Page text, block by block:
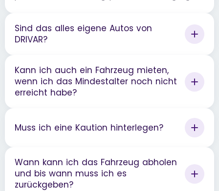
Sind das alles eigene Autos von
DRIVAR?
Kann ich auch ein Fahrzeug mieten,
wenn ich das Mindestalter noch nicht
erreicht habe?
Muss ich eine Kaution hinterlegen?
Wann kann ich das Fahrzeug abholen
und bis wann muss ich es
zurückgeben?